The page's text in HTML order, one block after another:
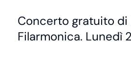
Concerto gratuito di
Filarmonica. Lunedì